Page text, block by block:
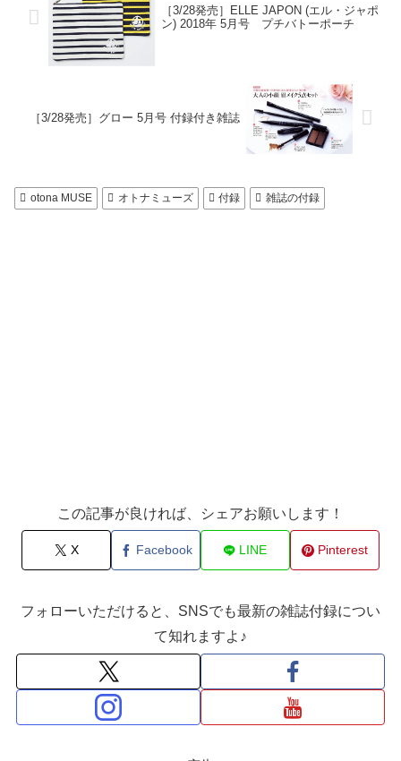
［3/28発売］ELLE JAPON (エル・ジャポ
ン) 2018年 5月号 プチバトーポーチ
［3/28発売］グロー 5月号 付録付き雑誌
otona MUSE オトナミューズ 付録 雑誌の付録
この記事が良ければ、シェアお願いします！
X Facebook LINE Pinterest
フォローいただけると、SNSでも最新の雑誌付録につい
て知れますよ♪